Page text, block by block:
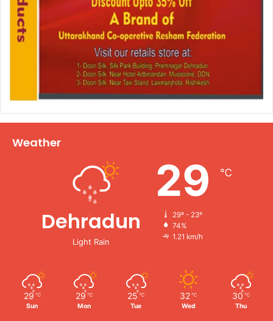
Weather
Dehradun
Light Rain
29 ℃
29º - 23º
74%
1.21 km/h
29 ℃
Sun
29 ℃
Mon
25 ℃
Tue
32 ℃
Wed
30 ℃
Thu